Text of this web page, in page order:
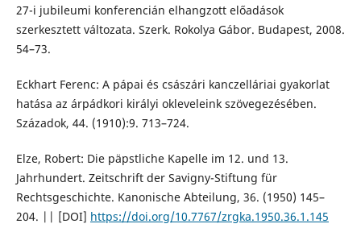
27-i jubileumi konferencián elhangzott előadások
szerkesztett változata. Szerk. Rokolya Gábor. Budapest, 2008.
54–73.
Eckhart Ferenc: A pápai és császári kanczelláriai gyakorlat
hatása az árpádkori királyi okleveleink szövegezésében.
Századok, 44. (1910):9. 713–724.
Elze, Robert: Die päpstliche Kapelle im 12. und 13.
Jahrhundert. Zeitschrift der Savigny-Stiftung für
Rechtsgeschichte. Kanonische Abteilung, 36. (1950) 145–
204. || [DOI] https://doi.org/10.7767/zrgka.1950.36.1.145